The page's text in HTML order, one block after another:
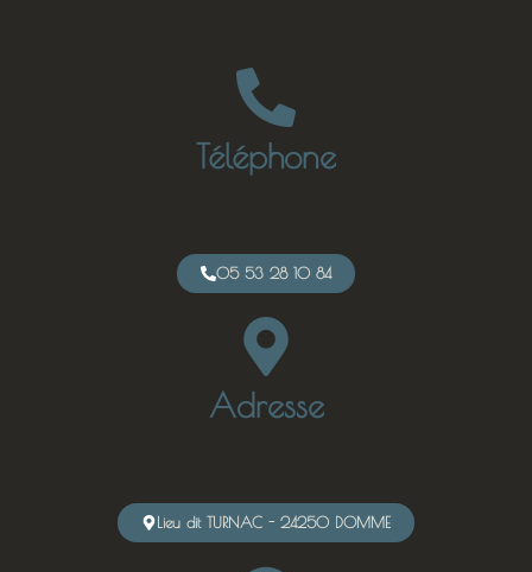
Téléphone
05 53 28 10 84
Adresse
Lieu dit TURNAC - 24250 DOMME